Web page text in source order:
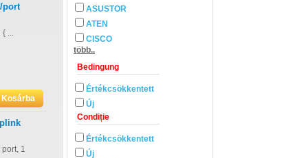
port
...
1
ASUSTOR
ATEN
CISCO
több..
Bedingung
Értékcsökkentett
Új
Condiție
Értékcsökkentett
Új